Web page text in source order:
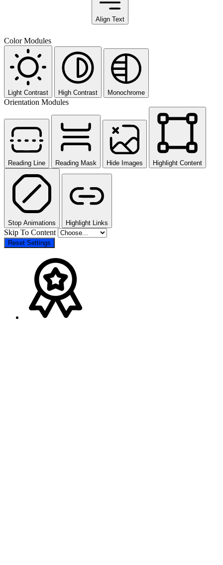
Align Text
Color Modules
Light Contrast High Contrast Monochrome
Orientation Modules
Reading Line Reading Mask Hide Images Highlight Content
Stop Animations Highlight Links
Skip To Content
Reset Settings